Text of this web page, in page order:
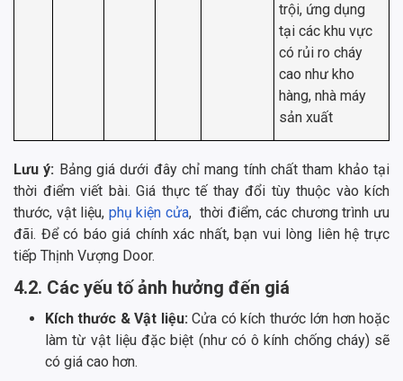
trội, ứng dụng
tại các khu vực
có rủi ro cháy
cao như kho
hàng, nhà máy
sản xuất
Lưu ý: Bảng giá dưới đây chỉ mang tính chất tham khảo tại
thời điểm viết bài. Giá thực tế thay đổi tùy thuộc vào kích
thước, vật liệu, phụ kiện cửa, thời điểm, các chương trình ưu
đãi. Để có báo giá chính xác nhất, bạn vui lòng liên hệ trực
tiếp Thịnh Vượng Door.
4.2. Các yếu tố ảnh hưởng đến giá
Kích thước & Vật liệu:Cửa có kích thước lớn hơn hoặc
làm từ vật liệu đặc biệt (như có ô kính chống cháy) sẽ
có giá cao hơn.